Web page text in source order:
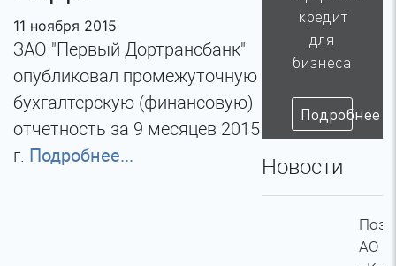
11 ноября 2015
ЗАО "Первый Дортрансбанк"
опубликовал промежуточную
бухгалтерскую (финансовую)
отчетность за 9 месяцев 2015
г. Подробнее...
кредит
для
бизнеса
Подробнее
Новости
АО